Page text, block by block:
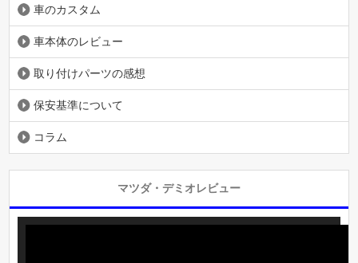
車のカスタム
車本体のレビュー
取り付けパーツの感想
保安基準について
コラム
マツダ・デミオレビュー
動